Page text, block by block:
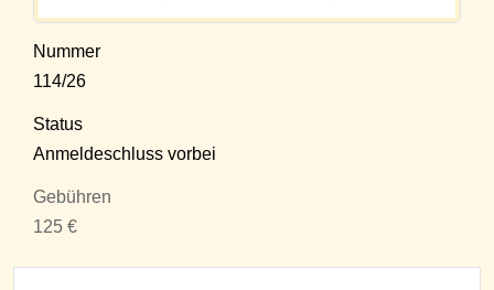
Nummer
114/26
Status
Anmeldeschluss vorbei
Gebühren
125 €